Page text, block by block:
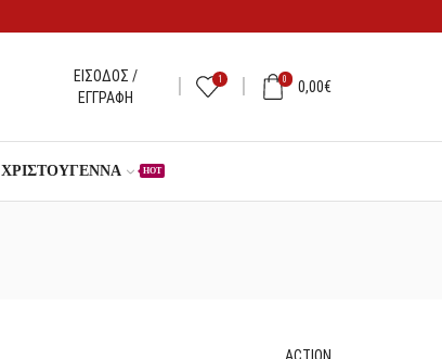
ΕΊΣΟΔΟΣ /
ΕΓΓΡΑΦΉ
1 0 0,00€
ΧΡΙΣΤΟΎΓΕΝΝΑ HOT
ACTION